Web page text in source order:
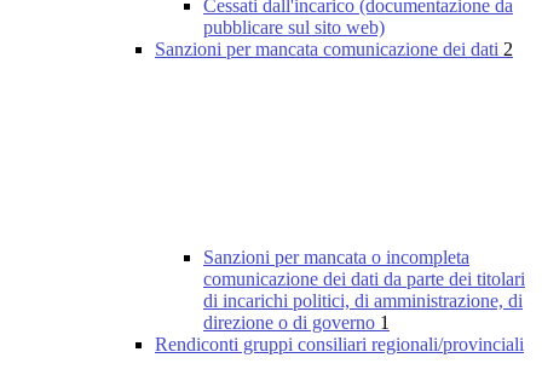
Cessati dall'incarico (documentazione da
pubblicare sul sito web)
Sanzioni per mancata comunicazione dei dati 2
Sanzioni per mancata o incompleta
comunicazione dei dati da parte dei titolari
di incarichi politici, di amministrazione, di
direzione o di governo 1
Rendiconti gruppi consiliari regionali/provinciali